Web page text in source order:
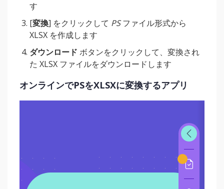
す
[変換] をクリックして PSファイル形式から
XLSX を作成します
ダウンロード ボタンをクリックして、変換され
た XLSX ファイルをダウンロードします
オンラインでPSをXLSXに変換するアプリ